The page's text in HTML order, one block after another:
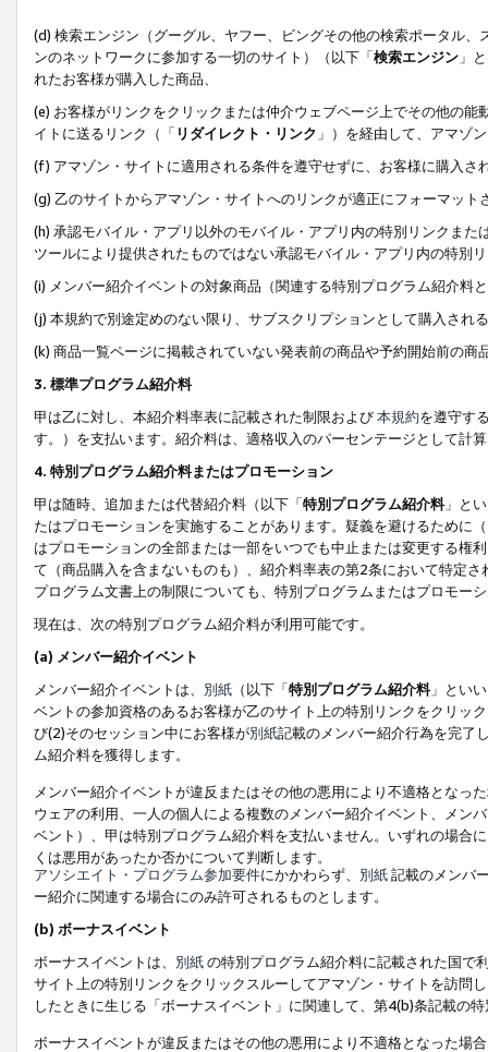
(d) 検索エンジン（グーグル、ヤフー、ビングその他の検索ポータル
ンのネットワークに参加する一切のサイト）（以下「検索エンジン 」
れたお客様が購入した商品、
(e) お客様がリンクをクリックまたは仲介ウェブページ上でその他の
イトに送るリンク（「 リダイレクト・リンク 」）を経由して、アマゾ
(f) アマゾン・サイトに適用される条件を遵守せずに、お客様に購入さ
(g) 乙のサイトからアマゾン・サイトへのリンクが適正にフォーマッ
(h) 承認モバイル・アプリ以外のモバイル・アプリ内の特別リンクま
ツールにより提供されたものではない承認モバイル・アプリ内の特別
(i) メンバー紹介イベントの対象商品（関連する特別プログラム紹介料
(j) 本規約で別途定めのない限り、サブスクリプションとして購入され
(k) 商品一覧ページに掲載されていない発表前の商品や予約開始前の商
3. 標準プログラム紹介料
甲は乙に対し、本紹介料率表に記載された制限および本規約を遵守す
す。）を支払います。紹介料は、適格収入のパーセンテージとして計
4. 特別プログラム紹介料またはプロモーション
甲は随時、追加または代替紹介料（以下「特別プログラム紹介料」と
たはプロモーションを実施することがあります。疑義を避けるために
はプロモーションの全部または一部をいつでも中止または変更する権
て（商品購入を含まないものも）、紹介料率表の第2条において特定
プログラム文書上の制限についても、特別プログラムまたはプロモー
現在は、次の特別プログラム紹介料が利用可能です。
(a) メンバー紹介イベント
メンバー紹介イベントは、 別紙 （以下「特別プログラム紹介料」とい
ベントの参加資格のあるお客様が乙のサイト上の特別リンクをクリッ
び(2)そのセッション中にお客様が別紙記載のメンバー紹介行為を完了
ム紹介料を獲得します。
メンバー紹介イベントが違反またはその他の悪用により不適格となっ
ウェアの利用、一人の個人による複数のメンバー紹介イベント、メン
ベント）、甲は特別プログラム紹介料を支払いません。いずれの場合
くは悪用があったか否かについて判断します。
アソシエイト・プログラム参加要件にかかわらず、 別紙記載のメンバ
ー紹介に関連する場合にのみ許可されるものとします。
(b) ボーナスイベント
ボーナスイベントは、 別紙の特別プログラム紹介料に記載された国で
サイト上の特別リンクをクリックスルーしてアマゾン・サイトを訪問
したときに生じる「ボーナスイベント」に関連して、第4(b)条記載の
ボーナスイベントが違反またはその他の悪用により不適格となった場